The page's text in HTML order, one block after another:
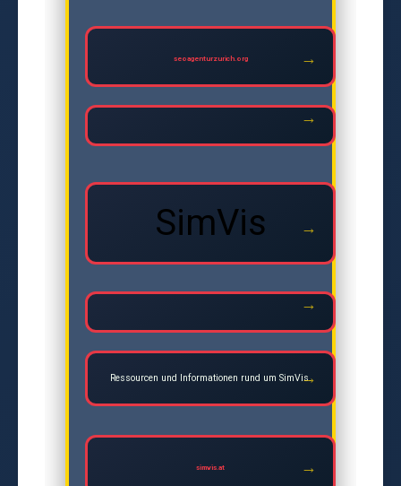
seoagenturzurich.org
SimVis
Ressourcen und Informationen rund um SimVis.
simvis.at